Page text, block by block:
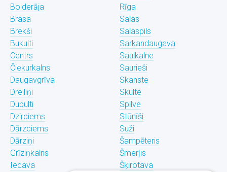
Bolderāja
Brasa
Brekši
Bukulti
Centrs
Čiekurkalns
Daugavgrīva
Dreiliņi
Dubulti
Dzirciems
Dārzciems
Dārziņi
Grīziņkalns
Iecava
Rīga
Salas
Salaspils
Sarkandaugava
Saulkalne
Saurieši
Skanste
Skulte
Spilve
Stūnīši
Suži
Šampēteris
Šmerļis
Šķirotava